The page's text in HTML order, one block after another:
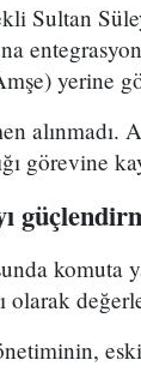
Sultan
yerine
görevine
komuta
olarak